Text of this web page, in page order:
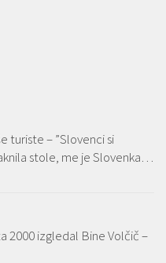
turiste – ”Slovenci si
stole, me je Slovenka…
2000 izgledal Bine Volčič –